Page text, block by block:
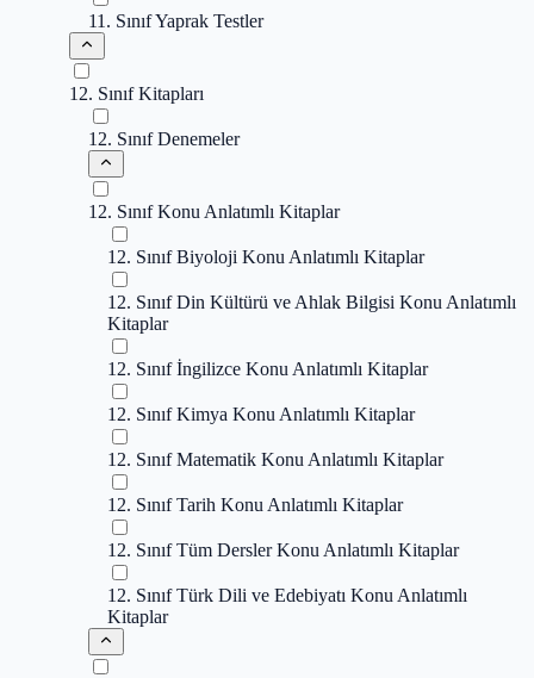
11. Sınıf Yaprak Testler
12. Sınıf Kitapları
12. Sınıf Denemeler
12. Sınıf Konu Anlatımlı Kitaplar
12. Sınıf Biyoloji Konu Anlatımlı Kitaplar
12. Sınıf Din Kültürü ve Ahlak Bilgisi Konu Anlatımlı
Kitaplar
12. Sınıf İngilizce Konu Anlatımlı Kitaplar
12. Sınıf Kimya Konu Anlatımlı Kitaplar
12. Sınıf Matematik Konu Anlatımlı Kitaplar
12. Sınıf Tarih Konu Anlatımlı Kitaplar
12. Sınıf Tüm Dersler Konu Anlatımlı Kitaplar
12. Sınıf Türk Dili ve Edebiyatı Konu Anlatımlı
Kitaplar